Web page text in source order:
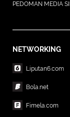
PEDOMAN MEDIA
NETWORKING
Liputan6.com
Bola.net
Fimela.com